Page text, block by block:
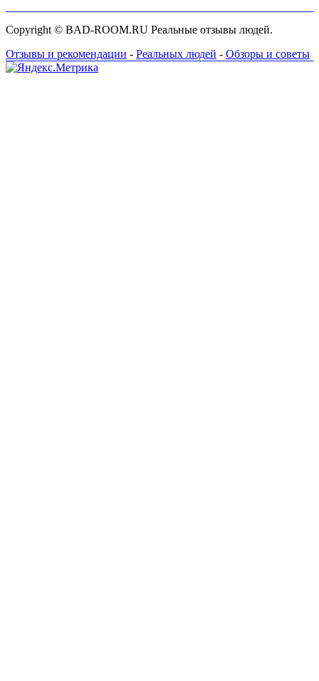
Copyright © BAD-ROOM.RU Реальные отзывы людей.
Отзывы и рекомендации - Реальных людей - Обзоры и советы